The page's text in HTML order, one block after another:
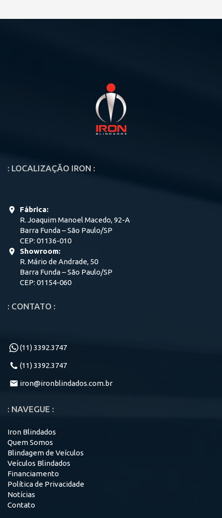
: LOCALIZAÇÃO IRON :
Fábrica:
R. Joaquim Manoel Macedo, 92-A
Barra Funda – São Paulo/SP
CEP: 01136-010
Showroom:
R. Mário de Andrade, 50
Barra Funda – São Paulo/SP
CEP: 01154-060
: CONTATO :
(11) 3392.3747
(11) 3392.3747
iron@ironblindados.com.br
: NAVEGUE :
Iron Blindados
Quem Somos
Blindagem de Veículos
Veículos Blindados
Financiamento
Política de Privacidade
Notícias
Contato